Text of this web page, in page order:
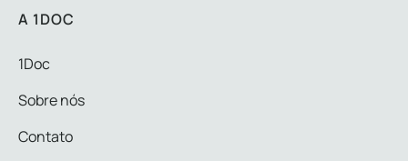
A 1DOC
1Doc
Sobre nós
Contato